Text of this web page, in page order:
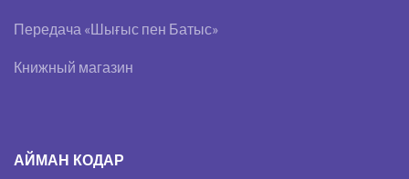
Передача «Шығыс пен Батыс»
Книжный магазин
АЙМАН КОДАР